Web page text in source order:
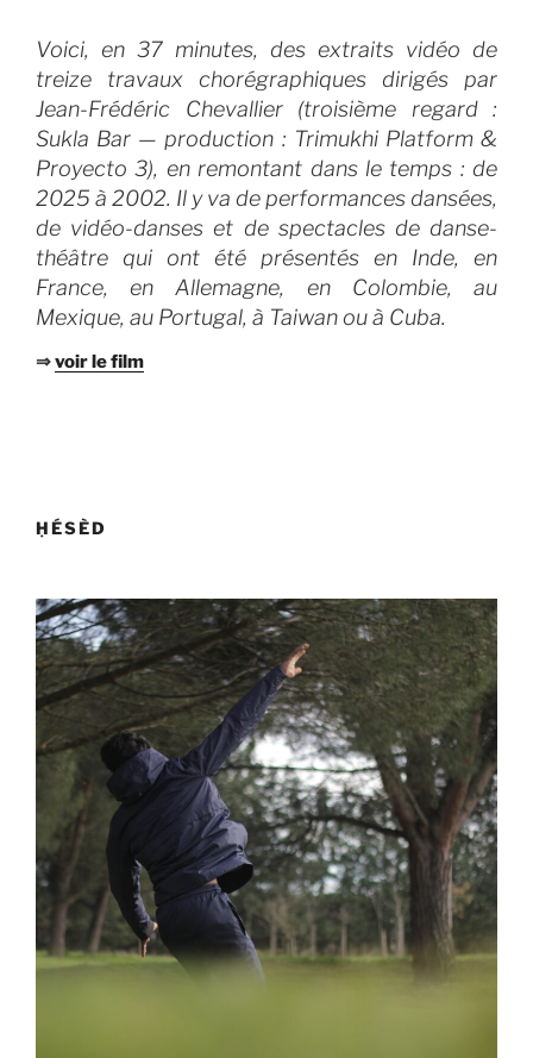
Voici, en 37 minutes, des extraits vidéo de
treize travaux chorégraphiques dirigés par
Jean-Frédéric Chevallier (troisième regard :
Sukla Bar — production : Trimukhi Platform &
Proyecto 3), en remontant dans le temps : de
2025 à 2002. Il y va de performances dansées,
de vidéo-danses et de spectacles de danse-
théâtre qui ont été présentés en Inde, en
France, en Allemagne, en Colombie, au
Mexique, au Portugal, à Taiwan ou à Cuba.
⇒voir le film
ḤÉSÈD